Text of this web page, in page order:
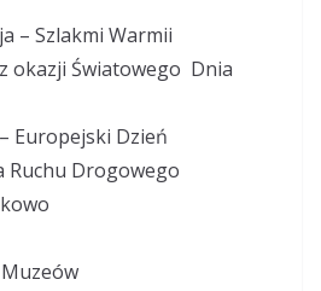
– Szlakmi Warmii
okazji Światowego Dnia
Europejski Dzień
Ruchu Drogowego